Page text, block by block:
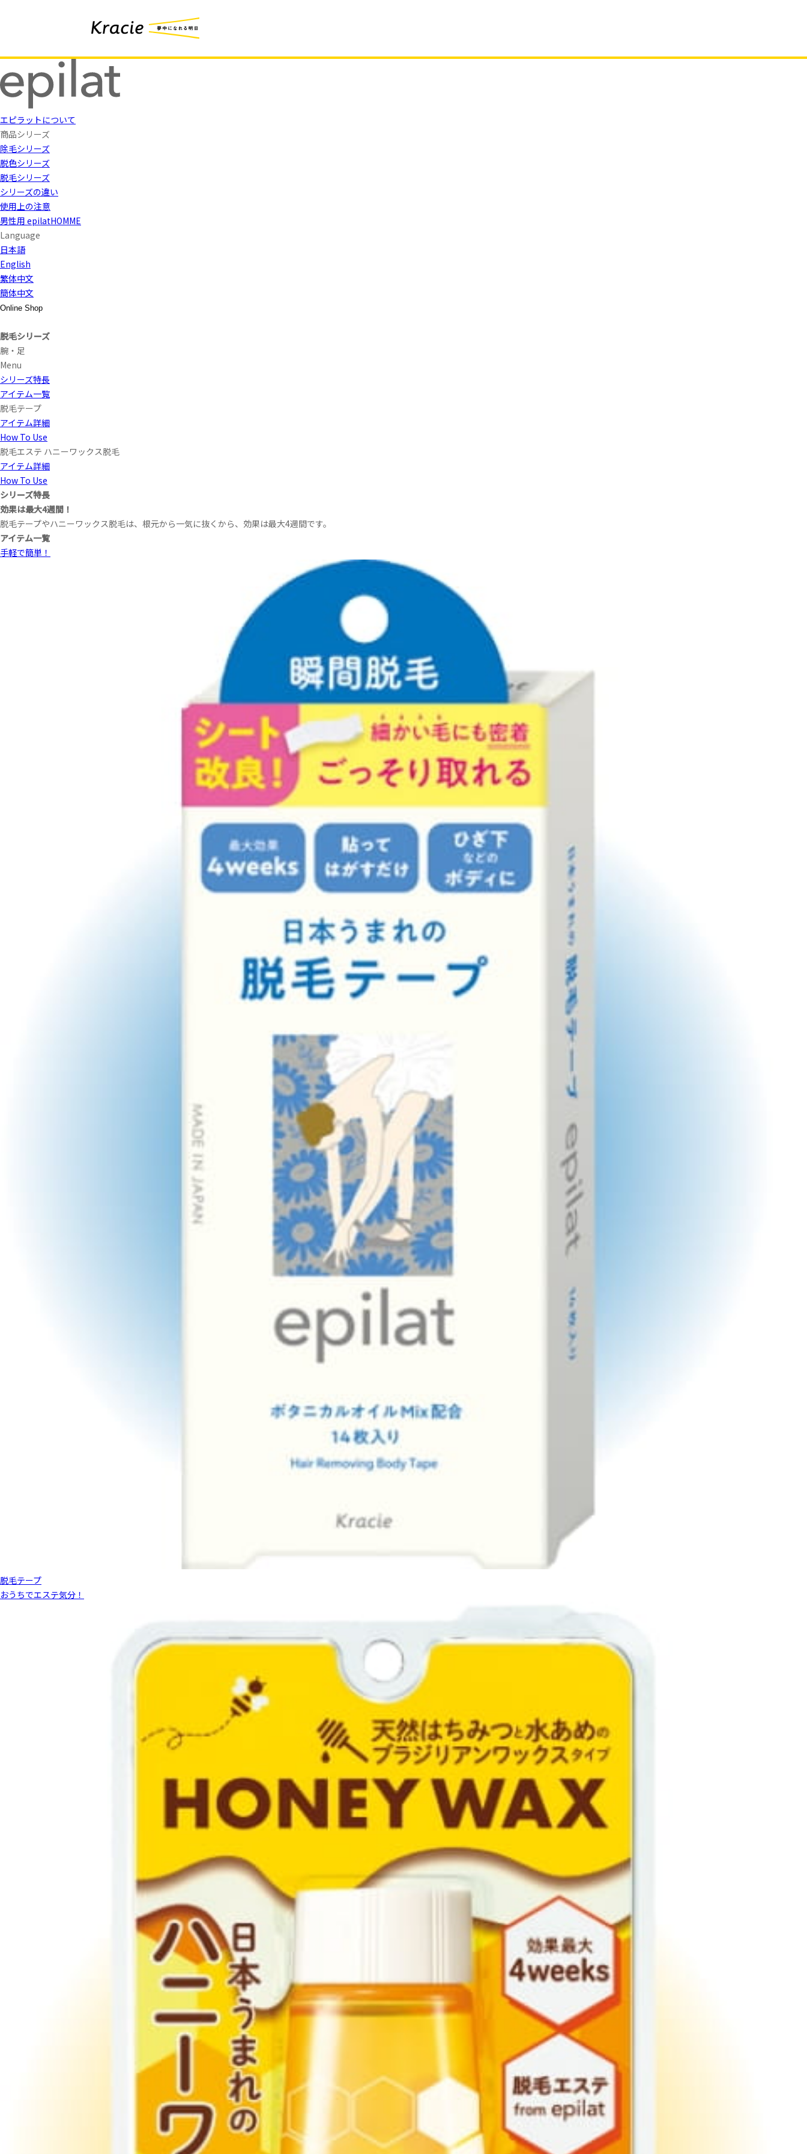
エピラットについて
商品シリーズ
除毛シリーズ
脱色シリーズ
脱毛シリーズ
シリーズの違い
使用上の注意
男性用 epilatHOMME
Language
日本語
English
繁体中文
簡体中文
Online Shop
脱毛シリーズ
腕・足
Menu
シリーズ特長
アイテム一覧
脱毛テープ
アイテム詳細
How To Use
脱毛エステ ハニーワックス脱毛
アイテム詳細
How To Use
シリーズ特長
効果は最大4週間！
脱毛テープやハニーワックス脱毛は、根元から一気に抜くから、効果は最大4週間です。
アイテム一覧
手軽で簡単！
脱毛テープ
おうちでエステ気分！